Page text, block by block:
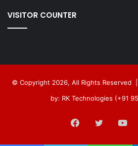
VISITOR COUNTER
© Copyright 2026, All Rights Reserved |
by: RK Technologies (+91
Facebook
Twitter